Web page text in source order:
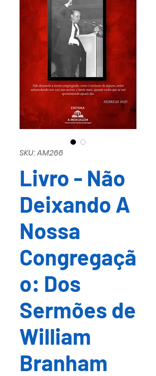
SKU: AM266
Livro - Não
Deixando A
Nossa
Congregaçã
o: Dos
Sermões de
William
Branham